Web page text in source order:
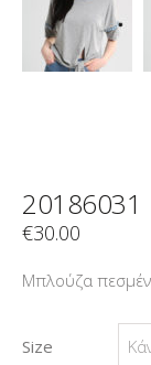
20186031
€30.00
Μπλούζα
Size